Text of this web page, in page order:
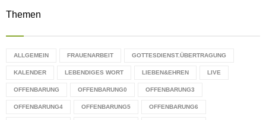
Themen
ALLGEMEIN FRAUENARBEIT GOTTESDIENST.ÜBERTRAGUNG
KALENDER LEBENDIGES WORT LIEBEN&EHREN LIVE
OFFENBARUNG OFFENBARUNG0 OFFENBARUNG3
OFFENBARUNG4 OFFENBARUNG5 OFFENBARUNG6